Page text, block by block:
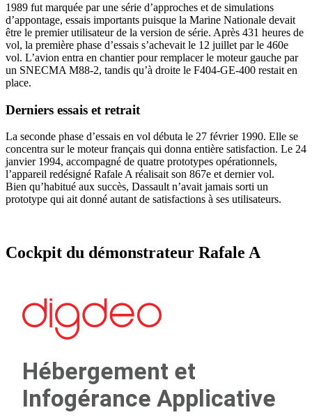
1989 fut marquée par une série d’approches et de simulations
d’appontage, essais importants puisque la Marine Nationale devait
être le premier utilisateur de la version de série. Après 431 heures de
vol, la première phase d’essais s’achevait le 12 juillet par le 460e
vol. L’avion entra en chantier pour remplacer le moteur gauche par
un SNECMA M88-2, tandis qu’à droite le F404-GE-400 restait en
place.
Derniers essais et retrait
La seconde phase d’essais en vol débuta le 27 février 1990. Elle se
concentra sur le moteur français qui donna entière satisfaction. Le 24
janvier 1994, accompagné de quatre prototypes opérationnels,
l’appareil redésigné Rafale A réalisait son 867e et dernier vol.
Bien qu’habitué aux succès, Dassault n’avait jamais sorti un
prototype qui ait donné autant de satisfactions à ses utilisateurs.
Cockpit du démonstrateur Rafale A